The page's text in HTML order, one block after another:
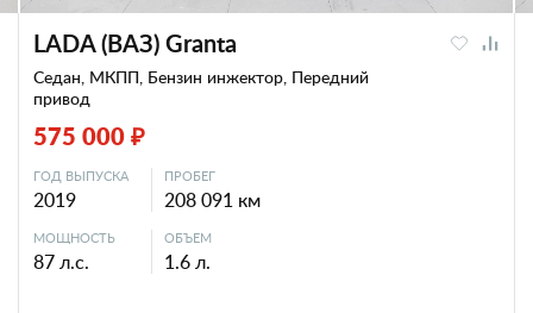
LADA (ВАЗ) Granta
Седан, МКПП, Бензин инжектор, Передний
привод
575 000 ₽
ГОД ВЫПУСКА
2019
ПРОБЕГ
208 091 км
МОЩНОСТЬ
87 л.с.
ОБЪЕМ
1.6 л.